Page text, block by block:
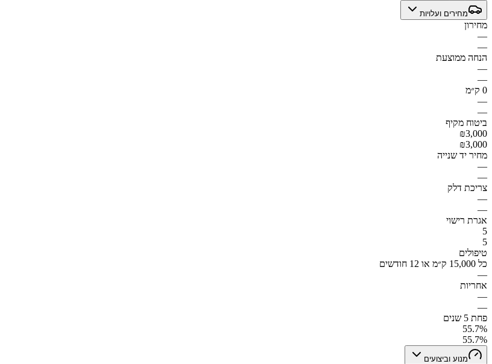
מחירים ועלויות
מחירון
—
—
הנחה ממוצעת
—
—
0 ק״מ
—
—
ביטוח מקיף
₪3,000
₪3,000
מחיר יד שנייה
—
—
צריכת דלק
—
—
אגרת רישוי
5
5
טיפולים
כל 15,000 ק״מ או 12 חודשים
—
אחריות
—
—
פחת 5 שנים
55.7%
55.7%
מנוע וביצועים